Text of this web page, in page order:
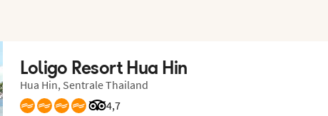
Loligo Resort Hua Hin
Hua Hin, Sentrale Thailand
4,7
Vurdering fra Tripadvisor: 4.7 of 5